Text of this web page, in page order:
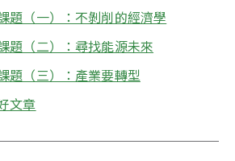
題（一）：不剝削的經濟學
題（二）：尋找能源未來
題（三）：產業要轉型
文章